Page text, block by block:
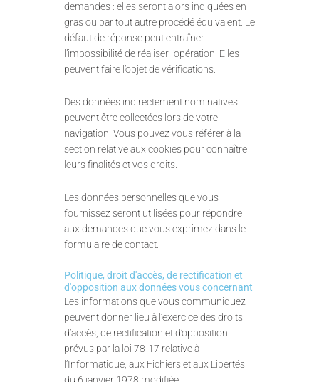
demandes : elles seront alors indiquées en
gras ou par tout autre procédé équivalent. Le
défaut de réponse peut entraîner
l’impossibilité de réaliser l’opération. Elles
peuvent faire l’objet de vérifications.
Des données indirectement nominatives
peuvent être collectées lors de votre
navigation. Vous pouvez vous référer à la
section relative aux cookies pour connaître
leurs finalités et vos droits.
Les données personnelles que vous
fournissez seront utilisées pour répondre
aux demandes que vous exprimez dans le
formulaire de contact.
Politique, droit d'accès, de rectification et
d'opposition aux données vous concernant
Les informations que vous communiquez
peuvent donner lieu à l’exercice des droits
d’accès, de rectification et d’opposition
prévus par la loi 78-17 relative à
l’Informatique, aux Fichiers et aux Libertés